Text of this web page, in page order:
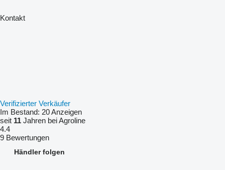
Kontakt
Verifizierter Verkäufer
Im Bestand: 20 Anzeigen
seit 11 Jahren bei Agroline
4.4
9 Bewertungen
Händler folgen